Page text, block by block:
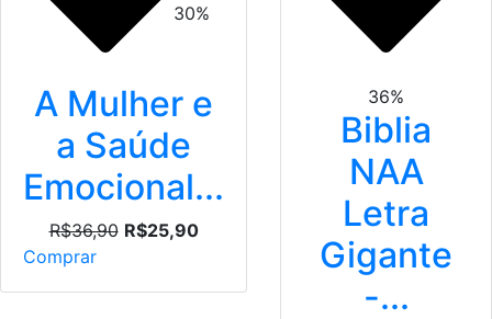
30%
A Mulher e
a Saúde
Emocional...
R$36,90 R$25,90
Comprar
36%
Biblia
NAA
Letra
Gigante
-...